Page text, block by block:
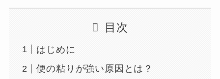
目次
はじめに
便の粘りが強い原因とは？